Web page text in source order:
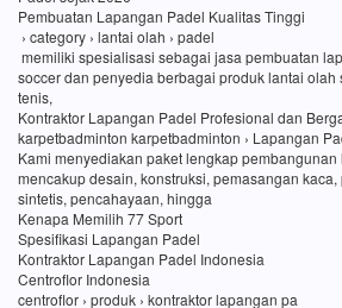
Pembuatan Lapangan Padel Kualitas Tinggi
› category › lantai olah › padel
memiliki spesialisasi sebagai jasa pembuatan
soccer dan penyedia berbagai produk lantai olah
tenis,
Kontraktor Lapangan Padel Profesional dan
karpetbadminton karpetbadminton › Lapangan
Kami menyediakan paket lengkap
mencakup desain, konstruksi, pemasangan
sintetis, pencahayaan, hingga
Kenapa Memilih 77 Sport
Spesifikasi Lapangan Padel
Kontraktor Lapangan Padel Indonesia
Centroflor Indonesia
centroflor › produk › kontraktor lapangan pa